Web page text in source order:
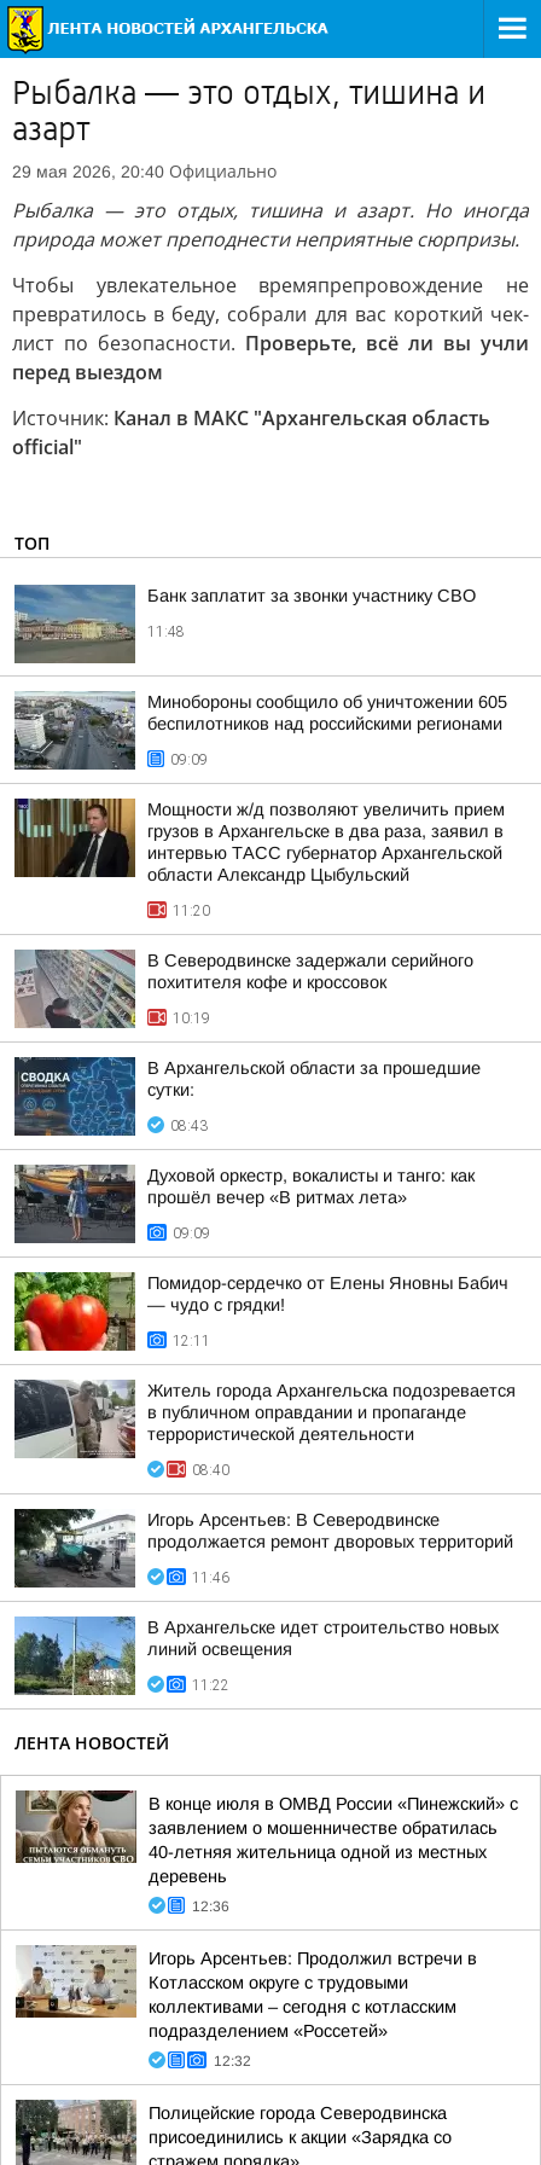
Рыбалка — это отдых, тишина и
азарт
29 мая 2026, 20:40 Официально
Рыбалка — это отдых, тишина и азарт. Но иногда
природа может преподнести неприятные сюрпризы.
Чтобы увлекательное времяпрепровождение не
превратилось в беду, собрали для вас короткий чек-
лист по безопасности. Проверьте, всё ли вы учли
перед выездом
Источник: Канал в МАКС "Архангельская область
official"
ТОП
Банк заплатит за звонки участнику СВО
11:48
Минобороны сообщило об уничтожении 605
беспилотников над российскими регионами
09:09
Мощности ж/д позволяют увеличить прием
грузов в Архангельске в два раза, заявил в
интервью ТАСС губернатор Архангельской
области Александр Цыбульский
11:20
В Северодвинске задержали серийного
похитителя кофе и кроссовок
10:19
В Архангельской области за прошедшие
сутки:
08:43
Духовой оркестр, вокалисты и танго: как
прошёл вечер «В ритмах лета»
09:09
Помидор-сердечко от Елены Яновны Бабич
— чудо с грядки!
12:11
Житель города Архангельска подозревается
в публичном оправдании и пропаганде
террористической деятельности
08:40
Игорь Арсентьев: В Северодвинске
продолжается ремонт дворовых территорий
11:46
В Архангельске идет строительство новых
линий освещения
11:22
ЛЕНТА НОВОСТЕЙ
В конце июля в ОМВД России «Пинежский» с
заявлением о мошенничестве обратилась
40-летняя жительница одной из местных
деревень
12:36
Игорь Арсентьев: Продолжил встречи в
Котласском округе с трудовыми
коллективами – сегодня с котласским
подразделением «Россетей»
12:32
Полицейские города Северодвинска
присоединились к акции «Зарядка со